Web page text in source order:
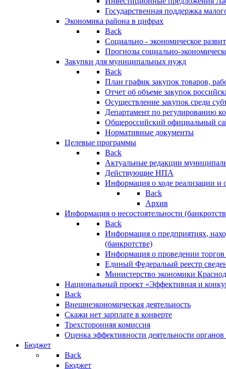
Государственная поддержка
Экономика района в цифрах
Back
Социально - экономическое
Прогнозы социально-
Закупки для муниципальных нужд
Back
План график закупок товаров,
Отчет об объеме закупок
Осуществление закупок среди
Департамент по регулированию
Общероссийский официальный
Нормативные документы
Целевые программы
Back
Актуальные редакции
Действующие НПА
Информация о ходе реализации
Back
Архив
Информация о несостоятельности
Back
Информация о предприятиях,
(банкротстве)
Информация о проведении
Единый Федеральый реестр
Министерство экономики
Национальный проект «Эффективная и
Back
Внешнеэкономическая деятельность
Скажи нет зарплате в конверте
Трехсторонняя комиссия
Оценка эффективности деятельности
Бюджет
Back
Бюджет